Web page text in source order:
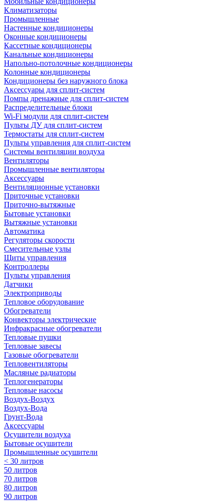
Климатизаторы
Промышленные
Настенные кондиционеры
Оконные кондиционеры
Кассетные кондиционеры
Канальные кондиционеры
Напольно-потолочные кондиционеры
Колонные кондиционеры
Кондиционеры без наружного блока
Аксессуары для сплит-систем
Помпы дренажные для сплит-систем
Распределительные блоки
Wi-Fi модули для сплит-систем
Пульты ДУ для сплит-систем
Термостаты для сплит-систем
Пульты управления для сплит-систем
Системы вентиляции воздуха
Вентиляторы
Промышленные вентиляторы
Аксессуары
Вентиляционные установки
Приточные установки
Приточно-вытяжные
Бытовые установки
Вытяжные установки
Автоматика
Регуляторы скорости
Смесительные узлы
Щиты управления
Контроллеры
Пульты управления
Датчики
Электроприводы
Тепловое оборудование
Обогреватели
Конвекторы электрические
Инфракрасные обогреватели
Тепловые пушки
Тепловые завесы
Газовые обогреватели
Тепловентиляторы
Масляные радиаторы
Теплогенераторы
Тепловые насосы
Воздух-Воздух
Воздух-Вода
Грунт-Вода
Аксессуары
Осушители воздуха
Бытовые осушители
Промышленные осушители
< 30 литров
50 литров
70 литров
80 литров
90 литров